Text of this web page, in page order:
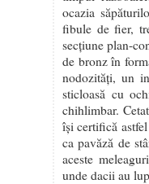
ocazia
fibule de fier,
secțiune plan-
de bronz în
nodozități, un
sticloasă cu
chihlimbar.
își certifică
ca pavăză de
aceste
unde dacii au